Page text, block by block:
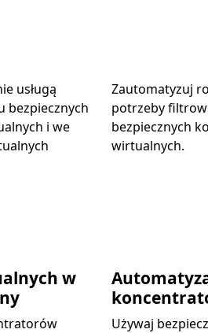
usługą
bezpiecznych
i we
Zautomatyzuj
potrzeby
bezpiecznych
wirtualnych.
w
Używaj